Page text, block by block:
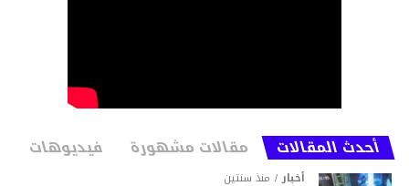
أحدث المقالات مقالات مشهورة فيديوهات
أخبار منذ سنتين